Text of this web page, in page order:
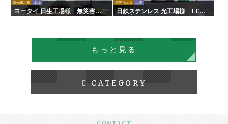
電光掲示板 工場
ヨータイ 日生工場様 無災害記
録表
電光掲示板 工場
日鉄ステンレス 光工場様 LED
無災害記録表
もっと見る
CATEGORY